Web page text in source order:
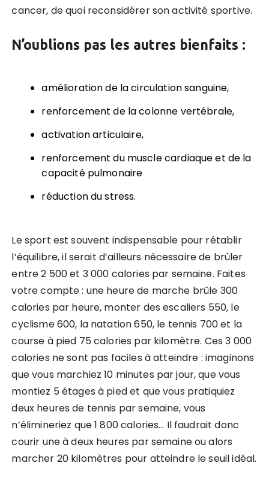
cancer, de quoi reconsidérer son activité sportive.
N’oublions pas les autres bienfaits :
amélioration de la circulation sanguine,
renforcement de la colonne vertébrale,
activation articulaire,
renforcement du muscle cardiaque et de la
capacité pulmonaire
réduction du stress.
Le sport est souvent indispensable pour rétablir
l’équilibre, il serait d’ailleurs nécessaire de brûler
entre 2 500 et 3 000 calories par semaine. Faites
votre compte : une heure de marche brûle 300
calories par heure, monter des escaliers 550, le
cyclisme 600, la natation 650, le tennis 700 et la
course à pied 75 calories par kilomètre. Ces 3 000
calories ne sont pas faciles à atteindre : imaginons
que vous marchiez 10 minutes par jour, que vous
montiez 5 étages à pied et que vous pratiquiez
deux heures de tennis par semaine, vous
n’élimineriez que 1 800 calories… Il faudrait donc
courir une à deux heures par semaine ou alors
marcher 20 kilomètres pour atteindre le seuil idéal.